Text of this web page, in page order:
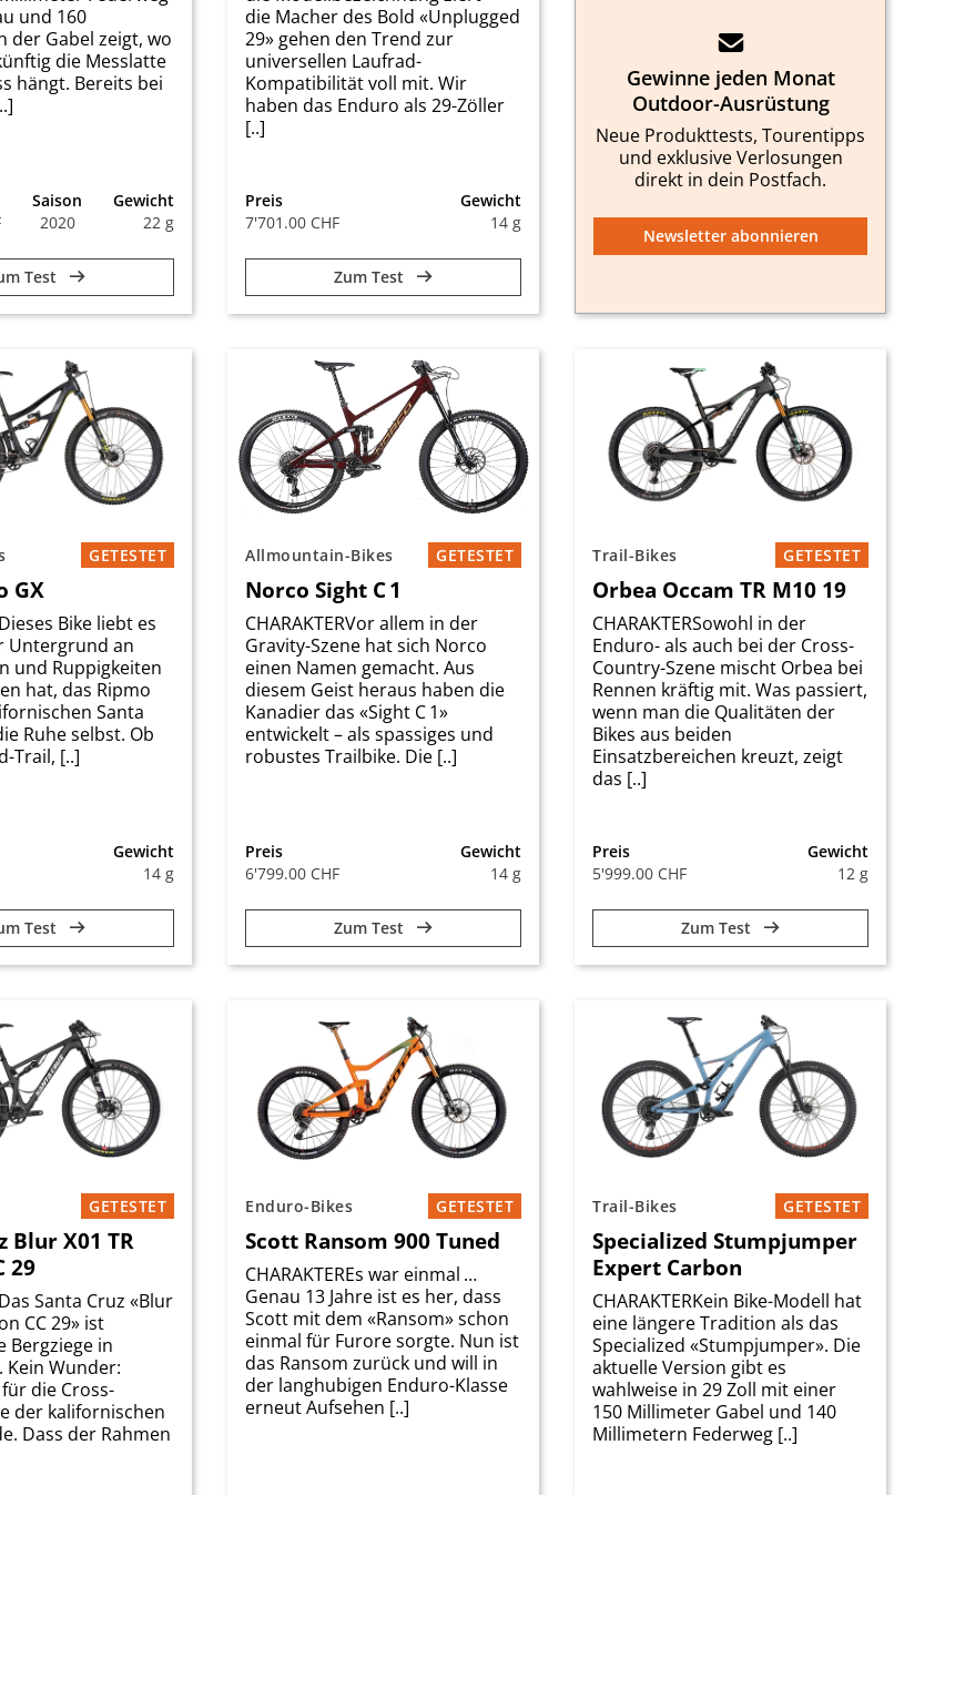
und 160
der Gabel zeigt, wo
die Messlatte
hängt. Bereits bei
Saison
2020
Gewicht
22 g
Test
die Macher des Bold «Unplugged
29» gehen den Trend zur
universellen Laufrad-
Kompatibilität voll mit. Wir
haben das Enduro als 29-Zöller
[..]
Preis
7'701.00 CHF
Gewicht
14 g
Zum Test
Gewinne jeden Monat
Outdoor-Ausrüstung
Neue Produkttests, Tourentipps
und exklusive Verlosungen
direkt in dein Postfach.
Newsletter abonnieren
GETESTET
GX
Bike liebt es
Untergrund an
und Ruppigkeiten
hat, das Ripmo
Santa
Ruhe selbst. Ob
Trail, [..]
Gewicht
14 g
Test
Allmountain-Bikes GETESTET
Norco Sight C 1
CHARAKTERVor allem in der
Gravity-Szene hat sich Norco
einen Namen gemacht. Aus
diesem Geist heraus haben die
Kanadier das «Sight C 1»
entwickelt – als spassiges und
robustes Trailbike. Die [..]
Preis
6'799.00 CHF
Gewicht
14 g
Zum Test
Trail-Bikes GETESTET
Orbea Occam TR M10 19
CHARAKTERSowohl in der
Enduro- als auch bei der Cross-
Country-Szene mischt Orbea bei
Rennen kräftig mit. Was passiert,
wenn man die Qualitäten der
Bikes aus beiden
Einsatzbereichen kreuzt, zeigt
das [..]
Preis
5'999.00 CHF
Gewicht
12 g
Zum Test
GETESTET
Blur X01 TR
29
Santa Cruz «Blur
CC 29» ist
Bergziege in
Kein Wunder:
die Cross-
der kalifornischen
Dass der Rahmen
Enduro-Bikes GETESTET
Scott Ransom 900 Tuned
CHARAKTEREs war einmal …
Genau 13 Jahre ist es her, dass
Scott mit dem «Ransom» schon
einmal für Furore sorgte. Nun ist
das Ransom zurück und will in
der langhubigen Enduro-Klasse
erneut Aufsehen [..]
Trail-Bikes GETESTET
Specialized Stumpjumper
Expert Carbon
CHARAKTERKein Bike-Modell hat
eine längere Tradition als das
Specialized «Stump­jumper». Die
aktuelle Version gibt es
wahlweise in 29 Zoll mit einer
150 Millimeter Gabel und 140
Millimetern Federweg [..]